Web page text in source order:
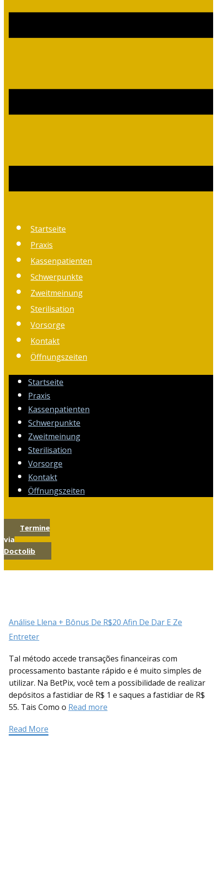
Startseite
Praxis
Kassenpatienten
Schwerpunkte
Zweitmeinung
Sterilisation
Vorsorge
Kontakt
Öffnungszeiten
Startseite
Praxis
Kassenpatienten
Schwerpunkte
Zweitmeinung
Sterilisation
Vorsorge
Kontakt
Öffnungszeiten
Termine
via
Doctolib
Análise Llena + Bônus De R$20 Afin De Dar E Ze
Entreter
Tal método accede transações financeiras com
processamento bastante rápido e é muito simples de
utilizar. Na BetPix, você tem a possibilidade de realizar
depósitos a fastidiar de R$ 1 e saques a fastidiar de R$
55. Tais Como o Read more
Read More